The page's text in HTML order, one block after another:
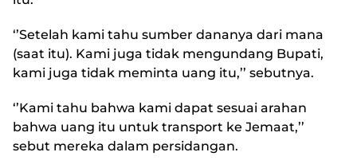
‘’Setelah kami tahu sumber dananya dari mana
(saat itu). Kami juga tidak mengundang Bupati,
kami juga tidak meminta uang itu,’’ sebutnya.
‘’Kami tahu bahwa kami dapat sesuai arahan
bahwa uang itu untuk transport ke Jemaat,’’
sebut mereka dalam persidangan.